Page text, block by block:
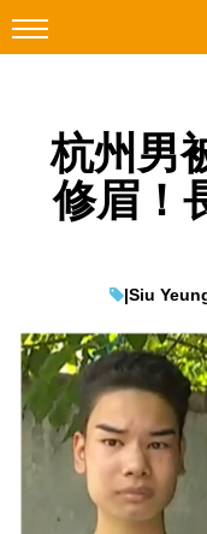
Facebook
科技焦點
教學評測
EduTech
IT Times
生成式AI與雲端應用
Enterprise Digital
杭州男
修眉！
|Siu